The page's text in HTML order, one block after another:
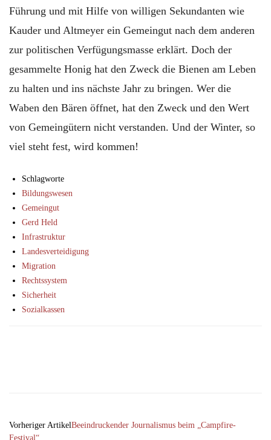
Führung und mit Hilfe von willigen Sekundanten wie
Kauder und Altmeyer ein Gemeingut nach dem anderen
zur politischen Verfügungsmasse erklärt. Doch der
gesammelte Honig hat den Zweck die Bienen am Leben
zu halten und ins nächste Jahr zu bringen. Wer die
Waben den Bären öffnet, hat den Zweck und den Wert
von Gemeingütern nicht verstanden. Und der Winter, so
viel steht fest, wird kommen!
Schlagworte
Bildungswesen
Gemeingut
Gerd Held
Infrastruktur
Landesverteidigung
Migration
Rechtssystem
Sicherheit
Sozialkassen
Vorheriger ArtikelBeeindruckender Journalismus beim „Campfire-
Festival“